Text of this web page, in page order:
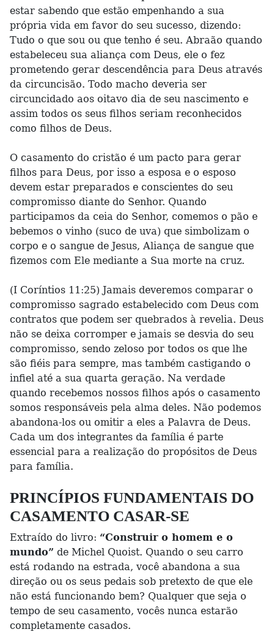
estar sabendo que estão empenhando a sua
própria vida em favor do seu sucesso, dizendo:
Tudo o que sou ou que tenho é seu. Abraão quando
estabeleceu sua aliança com Deus, ele o fez
prometendo gerar descendência para Deus através
da circuncisão. Todo macho deveria ser
circuncidado aos oitavo dia de seu nascimento e
assim todos os seus filhos seriam reconhecidos
como filhos de Deus.
O casamento do cristão é um pacto para gerar
filhos para Deus, por isso a esposa e o esposo
devem estar preparados e conscientes do seu
compromisso diante do Senhor. Quando
participamos da ceia do Senhor, comemos o pão e
bebemos o vinho (suco de uva) que simbolizam o
corpo e o sangue de Jesus, Aliança de sangue que
fizemos com Ele mediante a Sua morte na cruz.
(I Coríntios 11:25) Jamais deveremos comparar o
compromisso sagrado estabelecido com Deus com
contratos que podem ser quebrados à revelia. Deus
não se deixa corromper e jamais se desvia do seu
compromisso, sendo zeloso por todos os que lhe
são fiéis para sempre, mas também castigando o
infiel até a sua quarta geração. Na verdade
quando recebemos nossos filhos após o casamento
somos responsáveis pela alma deles. Não podemos
abandona-los ou omitir a eles a Palavra de Deus.
Cada um dos integrantes da família é parte
essencial para a realização do propósitos de Deus
para família.
PRINCÍPIOS FUNDAMENTAIS DO
CASAMENTO CASAR-SE
Extraído do livro: “Construir o homem e o
mundo” de Michel Quoist. Quando o seu carro
está rodando na estrada, você abandona a sua
direção ou os seus pedais sob pretexto de que ele
não está funcionando bem? Qualquer que seja o
tempo de seu casamento, vocês nunca estarão
completamente casados.